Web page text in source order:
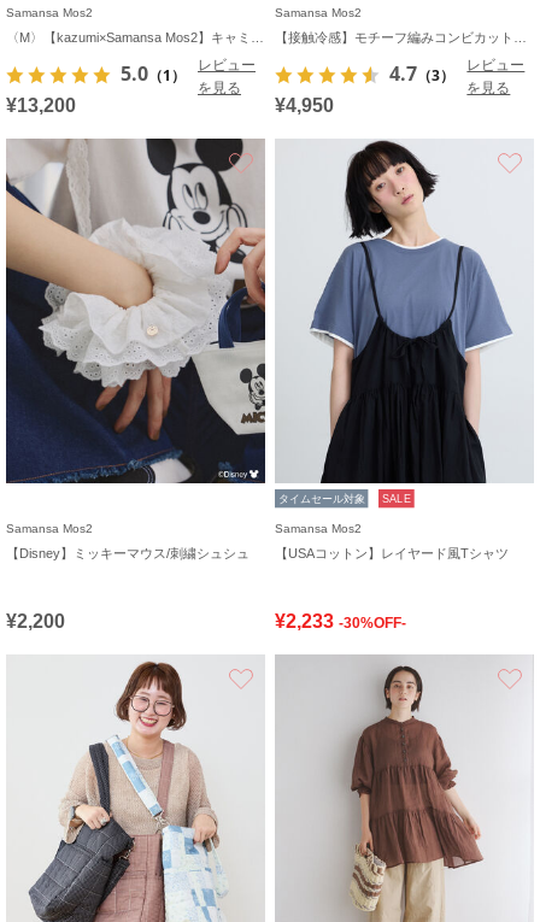
Samansa Mos2
5.0 （1）
レビュー
を見る
¥13,200
Samansa Mos2
4.7 （3）
レビュー
を見る
¥4,950
Samansa Mos2
【Disney】ミッキーマウス/刺繍シュシュ
¥2,200
タイムセール対象 SALE
Samansa Mos2
【USAコットン】レイヤード風Tシャツ
¥2,233 -30%OFF-